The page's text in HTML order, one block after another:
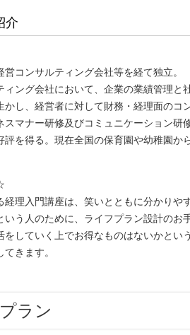
介
営コンサルティング会社等を経て独立。
ィング会社において、企業の業績管理と
かし、経営者に対して財務・経理面のコ
スマナー研修及びコミュニケーション
評を得る。現在全国の保育園や幼稚園か
経理入門講座は、笑いとともに分かりや
いう人のために、ライフプラン設計のお
をしていく上でお得なものはないかと
きます。
ラン